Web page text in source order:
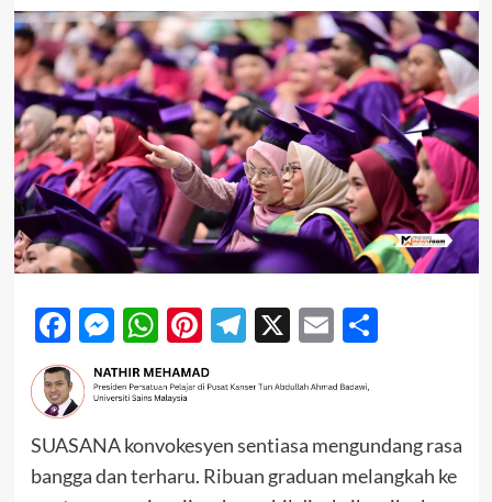
Facebook
Messenger
WhatsApp
Pinterest
Telegram
X EmailShare
SUASANA konvokesyen sentiasa mengundang rasa
bangga dan terharu. Ribuan graduan melangkah ke